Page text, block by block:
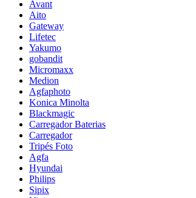
Avant
Aito
Gateway
Lifetec
Yakumo
gobandit
Micromaxx
Medion
Agfaphoto
Konica Minolta
Blackmagic
Carregador Baterias
Carregador
Tripés Foto
Agfa
Hyundai
Philips
Sipix